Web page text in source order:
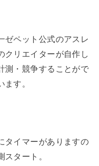
ゼペット公式のアスレ
クリエイターが自作し
測・競争することがで
す。
タイマーがありますの
タート。